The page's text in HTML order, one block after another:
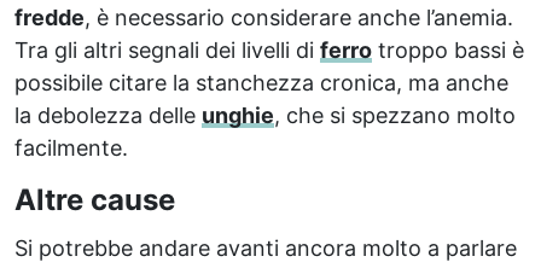
fredde, è necessario considerare anche l’anemia.
Tra gli altri segnali dei livelli di ferro troppo bassi è
possibile citare la stanchezza cronica, ma anche
la debolezza delle unghie, che si spezzano molto
facilmente.
Altre cause
Si potrebbe andare avanti ancora molto a parlare